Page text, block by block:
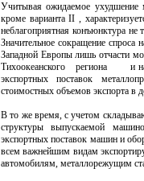
Учитывая ожидаемое
кроме варианта II ,
неблагоприятная конъюнктура не
Значительное сокращение спроса
Западной Европы лишь отчасти
Тихоокеанского региона и на
экспортных поставок
стоимостных объемов экспорта в
В то же время, с учетом
структуры выпускаемой
экспортных поставок машин и
всем важнейшим видам
автомобилям, металлорежущим